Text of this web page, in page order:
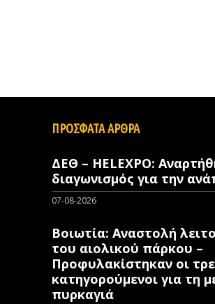
ΠΡΟΣΦΑΤΑ ΑΡΘΡΑ
ΔΕΘ – HELEXPO:
διαγωνισμός για την
07-08-2026
Βοιωτία: Αναστολή
του αιολικού πάρκου –
Προφυλακίστηκαν οι
κατηγορούμενοι για τη
πυρκαγιά